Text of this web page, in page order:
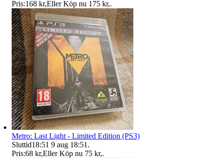
Pris:168 kr,Eller Köp nu 175 kr,.
Metro: Last Light - Limited Edition (PS3)
Sluttid18:51 9 aug 18:51 .
Pris:68 kr,Eller Köp nu 75 kr,.